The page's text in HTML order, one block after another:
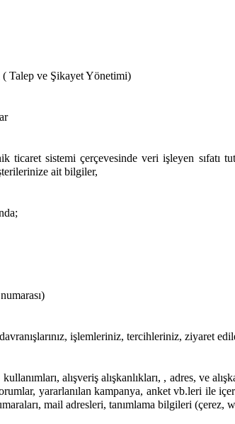
( Talep ve Şikayet Yönetimi)
ticaret sistemi çerçevesinde veri işleyen sıfatı
ait bilgiler,
işlemleriniz, tercihleriniz, ziyaret
alışveriş alışkanlıkları, , adres, ve
yararlanılan kampanya, anket vb.leri ile
mail adresleri, tanımlama bilgileri